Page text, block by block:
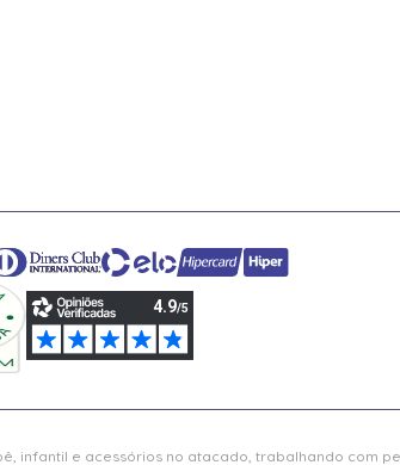
infantil e acessórios no atacado, trabalhando com